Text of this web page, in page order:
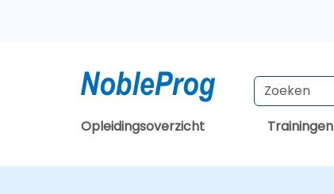
Opleidingsoverzicht Trainingen